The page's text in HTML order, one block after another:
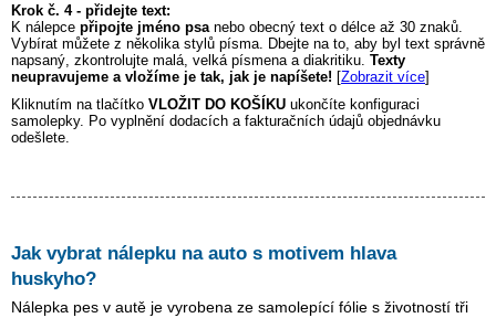
Krok č. 4 - přidejte text:
K nálepce připojte jméno psa nebo obecný text o délce až 30 znaků.
Vybírat můžete z několika stylů písma. Dbejte na to, aby byl text správně
napsaný, zkontrolujte malá, velká písmena a diakritiku. Texty
neupravujeme a vložíme je tak, jak je napíšete! [Zobrazit více]
Kliknutím na tlačítko VLOŽIT DO KOŠÍKU ukončíte konfiguraci
samolepky. Po vyplnění dodacích a fakturačních údajů objednávku
odešlete.
Jak vybrat nálepku na auto s motivem hlava
huskyho?
Nálepka pes v autě je vyrobena ze samolepící fólie s životností tři